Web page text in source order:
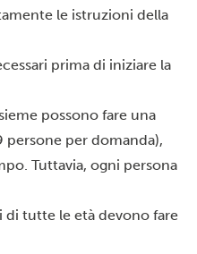
le istruzioni della
prima di iniziare la
possono fare una
per domanda),
Tuttavia, ogni persona
di tutte le età devono fare